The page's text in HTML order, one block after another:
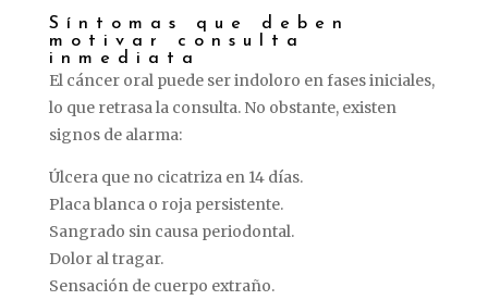
Síntomas que deben
motivar consulta
inmediata
El cáncer oral puede serindoloro enfasesiniciales,
lo que retrasala consulta. No obstante, existen
signos de alarma:
Úlcera que no cicatriza en 14 días.
Placablanca o roja persistente.
Sangrado sin causa periodontal.
Dolor altragar.
Sensación de cuerpo extraño.